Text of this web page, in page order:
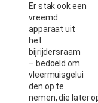
Er stak ook een
vreemd
apparaat uit
het
bijrijdersraam
– bedoeld om
vleermuisgelui
den op te
nemen, die later